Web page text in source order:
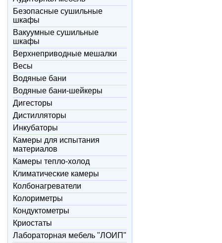
Безопасные сушильные
шкафы
Вакуумные сушильные
шкафы
Верхнеприводные мешалки
Весы
Водяные бани
Водяные бани-шейкеры
Дигесторы
Дистилляторы
Инкубаторы
Камеры для испытания
материалов
Камеры тепло-холод
Климатические камеры
Колбонагреватели
Колориметры
Кондуктометры
Криостаты
Лабораторная мебель "ЛОИП"